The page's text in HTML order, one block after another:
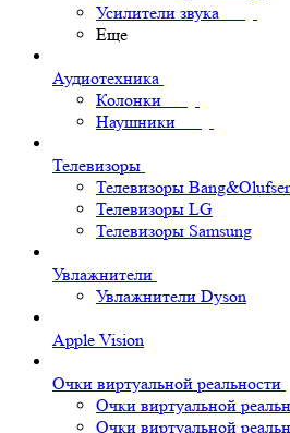
Усилители звука
Еще
Аудиотехника
Колонки
Наушники
Телевизоры
Телевизоры
Телевизоры LG
Телевизоры Samsung
Увлажнители
Увлажнители Dyson
Apple Vision
Очки виртуальной реальности
Очки виртуальной
Очки виртуальной